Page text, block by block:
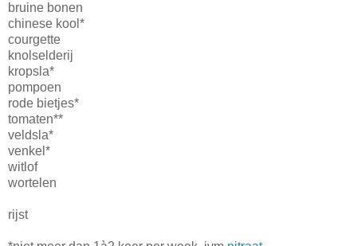
bruine bonen
chinese kool*
courgette
knolselderij
kropsla*
pompoen
rode bietjes*
tomaten**
veldsla*
venkel*
witlof
wortelen
rijst